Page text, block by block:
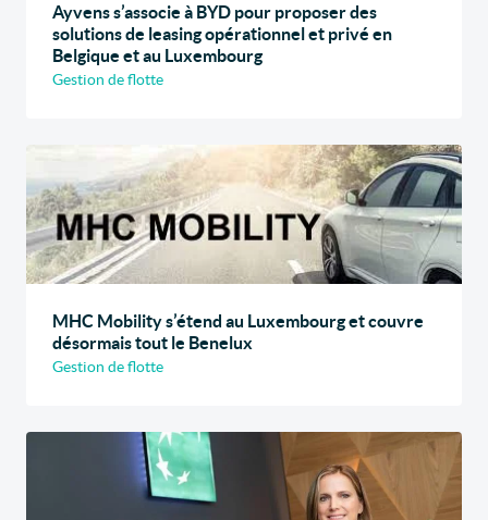
Ayvens s’associe à BYD pour proposer des
solutions de leasing opérationnel et privé en
Belgique et au Luxembourg
Gestion de flotte
MHC Mobility s’étend au Luxembourg et couvre
désormais tout le Benelux
Gestion de flotte